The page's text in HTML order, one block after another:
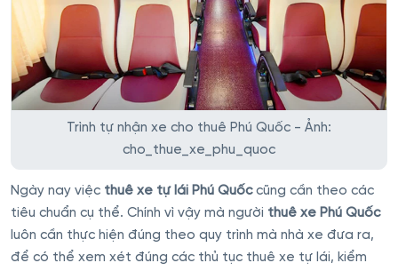
Trình tự nhận xe cho thuê Phú Quốc - Ảnh:
cho_thue_xe_phu_quoc
Ngày nay việc thuê xe tự lái Phú Quốccũng cần theo các
tiêu chuẩn cụ thể. Chính vì vậy mà người thuê xe Phú Quốc
luôn cần thực hiện đúng theo quy trình mà nhà xe đưa ra,
để có thể xem xét đúng các thủ tục thuê xe tự lái, kiểm